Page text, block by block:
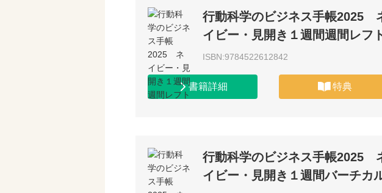
行動科学のビジネス手帳2025
イビー・見開き１週間週間レフ
ISBN:9784522612842
書籍詳細 特典
行動科学のビジネス手帳2025
イビー・見開き１週間バーチカ